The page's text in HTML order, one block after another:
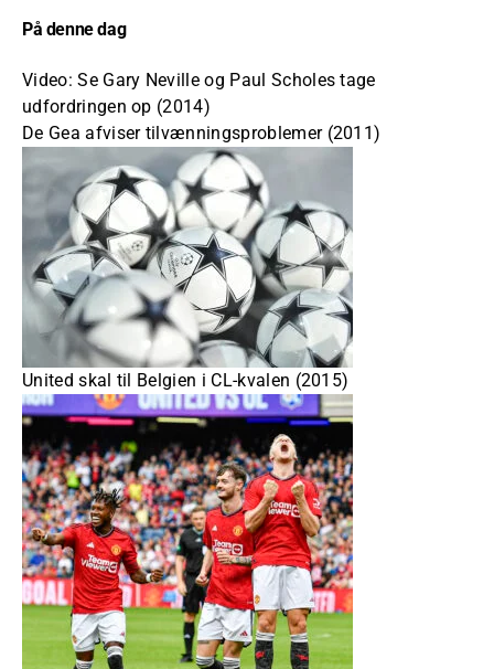
På denne dag
Video: Se Gary Neville og Paul Scholes tage
udfordringen op (2014)
De Gea afviser tilvænningsproblemer (2011)
United skal til Belgien i CL-kvalen (2015)